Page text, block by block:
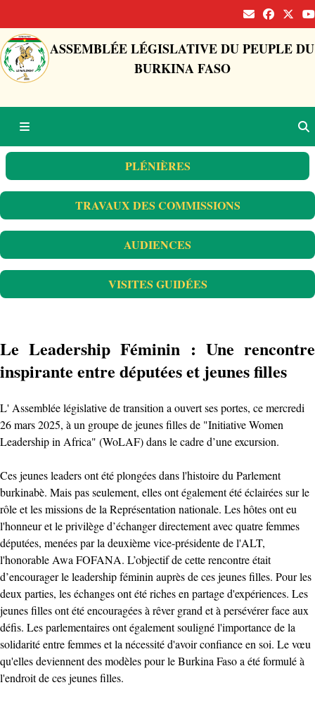
ASSEMBLÉE LÉGISLATIVE DU PEUPLE DU
BURKINA FASO
PLÉNIÈRES
TRAVAUX DES COMMISSIONS
AUDIENCES
VISITES GUIDÉES
Le Leadership Féminin : Une rencontre
inspirante entre députées et jeunes filles
L' Assemblée législative de transition a ouvert ses portes, ce mercredi
26 mars 2025, à un groupe de jeunes filles de "Initiative Women
Leadership in Africa" (WoLAF) dans le cadre d’une excursion.
Ces jeunes leaders ont été plongées dans l'histoire du Parlement
burkinabè. Mais pas seulement, elles ont également été éclairées sur le
rôle et les missions de la Représentation nationale. Les hôtes ont eu
l'honneur et le privilège d’échanger directement avec quatre femmes
députées, menées par la deuxième vice-présidente de l'ALT,
l'honorable Awa FOFANA. L’objectif de cette rencontre était
d’encourager le leadership féminin auprès de ces jeunes filles. Pour les
deux parties, les échanges ont été riches en partage d'expériences. Les
jeunes filles ont été encouragées à rêver grand et à persévérer face aux
défis. Les parlementaires ont également souligné l'importance de la
solidarité entre femmes et la nécessité d'avoir confiance en soi. Le vœu
qu'elles deviennent des modèles pour le Burkina Faso a été formulé à
l'endroit de ces jeunes filles.